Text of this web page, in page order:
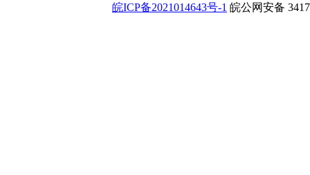
皖ICP备2021014643号-1 皖公网安备